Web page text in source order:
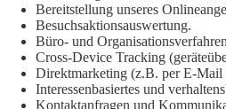
Bereitstellung unseres
Besuchsaktionsauswertung.
Büro- und
Cross-Device Tracking
Direktmarketing (z.B. per E-Mail
Interessenbasiertes und
Kontaktanfragen und